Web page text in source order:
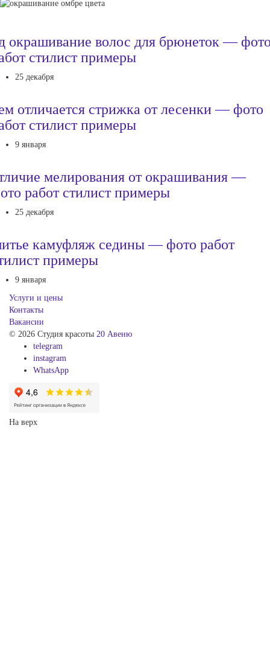
окрашивание волос для брюнеток —
стилист примеры
25 декабря
отличается стрижка от лесенки — фото
стилист примеры
9 января
мелирования от окрашивания —
работ стилист примеры
25 декабря
камуфляж седины — фото работ
примеры
9 января
Услуги и цены
Контакты
Вакансии
© 2026 Студия красоты 20 Авеню
telegram
instagram
WhatsApp
На верх